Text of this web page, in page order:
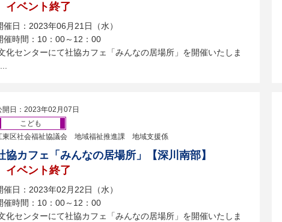
イベント終了
催日：2023年06月21日（水）
催時間：10：00～12：00
化センターにて社協カフェ「みんなの居場所」を開催いたしま
開日：2023年02月07日
こども
東区社会福祉協議会 地域福祉推進課 地域支援係
協カフェ「みんなの居場所」【深川南部】
イベント終了
催日：2023年02月22日（水）
催時間：10：00～12：00
化センターにて社協カフェ「みんなの居場所」を開催いたしま